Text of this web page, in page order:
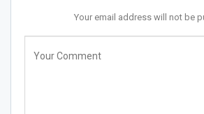
Your email address will not be